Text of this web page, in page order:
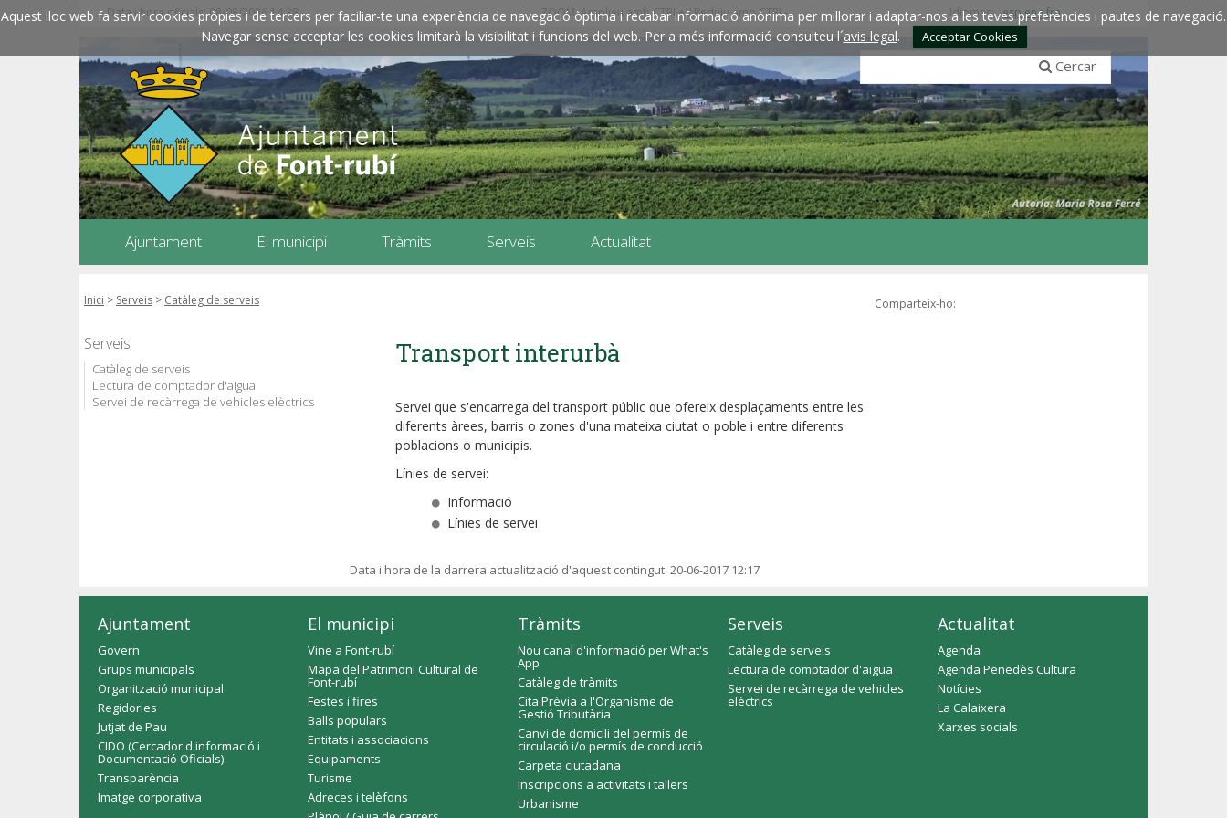
Aquest lloc web fa servir cookies pròpies i de tercers per faciliar-te una experiència de navegació òptima i recabar informació anònima per millorar i adaptar-nos a les teves preferències i pautes de navegació.
Navegar sense acceptar les cookies limitarà la visibilitat i funcions del web. Per a més informació consulteu l´avis legal. Acceptar Cookies
Data i hora oficials: 08/08/2026 14:38 ZOOM: Amplieu amb CTRL+ / Reduïu amb CTRL- Idiomes:esp engfra
Cercar
Ajuntament El municipi Tràmits Serveis Actualitat
Inici > Serveis > Catàleg de serveis Comparteix-ho:
Serveis
Catàleg de serveis
Lectura de comptador d'aigua
Servei de recàrrega de vehicles elèctrics
Transport interurbà
Servei que s'encarrega del transport públic que ofereix desplaçaments entre les
diferents àrees, barris o zones d'una mateixa ciutat o poble i entre diferents
poblacions o municipis.
Línies de servei:
Informació
Línies de servei
Data i hora de la darrera actualització d'aquest contingut:20-06-2017 12:17
Ajuntament
Govern
Grups municipals
Organització municipal
Regidories
Jutjat de Pau
CIDO (Cercador d'informació i
Documentació Oficials)
Transparència
Imatge corporativa
El municipi
Vine a Font-rubí
Mapa del Patrimoni Cultural de
Font-rubí
Festes i fires
Balls populars
Entitats i associacions
Equipaments
Turisme
Adreces i telèfons
Tràmits
Nou canal d'informació per What's
App
Catàleg de tràmits
Cita Prèvia a l'Organisme de
Gestió Tributària
Canvi de domicili del permís de
circulació i/o permís de conducció
Carpeta ciutadana
Inscripcions a activitats i tallers
Urbanisme
Serveis
Catàleg de serveis
Lectura de comptador d'aigua
Servei de recàrrega de vehicles
elèctrics
Actualitat
Agenda
Agenda Penedès Cultura
Notícies
La Calaixera
Xarxes socials